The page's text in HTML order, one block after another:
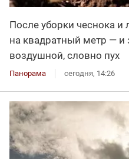
После уборки чеснока и
на квадратный метр — и
воздушной, словно пух
Панорама сегодня, 14:26